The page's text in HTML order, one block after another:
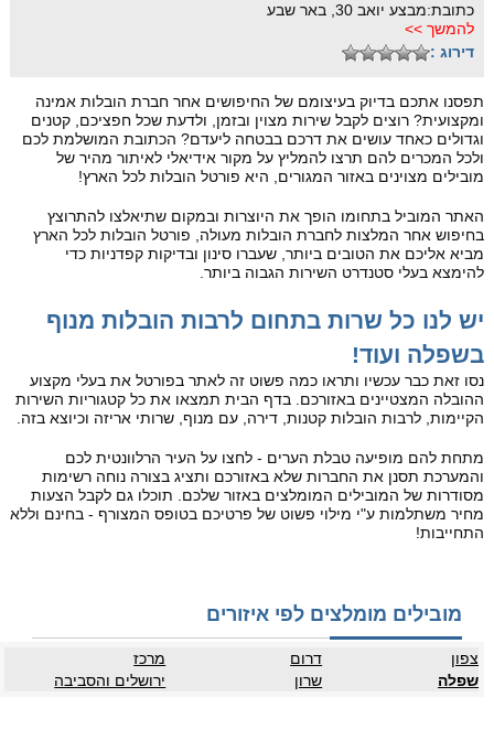
כתובת:מבצע יואב 30, באר שבע
להמשך >>
דירוג :
תפסנו אתכם בדיוק בעיצומם של החיפושים אחר חברת הובלות אמינה
ומקצועית? רוצים לקבל שירות מצוין ובזמן, ולדעת שכל חפציכם, קטנים
וגדולים כאחד עושים את דרכם בבטחה ליעדם? הכתובת המושלמת לכם
ולכל המכרים להם תרצו להמליץ על מקור אידיאלי לאיתור מהיר של
מובילים מצוינים באזור המגורים, היא פורטל הובלות לכל הארץ!
האתר המוביל בתחומו הופך את היוצרות ובמקום שתיאלצו להתרוצץ
בחיפוש אחר המלצות לחברת הובלות מעולה, פורטל הובלות לכל הארץ
מביא אליכם את הטובים ביותר, שעברו סינון ובדיקות קפדניות כדי
להימצא בעלי סטנדרט השירות הגבוה ביותר.
יש לנו כל שרות בתחום לרבות הובלות מנוף
בשפלה ועוד!
נסו זאת כבר עכשיו ותראו כמה פשוט זה לאתר בפורטל את בעלי מקצוע
ההובלה המצטיינים באזורכם. בדף הבית תמצאו את כל קטגוריות השירות
הקיימות, לרבות הובלות קטנות, דירה, עם מנוף, שרותי אריזה וכיוצא בזה.
מתחת להם מופיעה טבלת הערים - לחצו על העיר הרלוונטית לכם
והמערכת תסנן את החברות שלא באזורכם ותציג בצורה נוחה רשימות
מסודרות של המובילים המומלצים באזור שלכם. תוכלו גם לקבל הצעות
מחיר משתלמות ע"י מילוי פשוט של פרטיכם בטופס המצורף - בחינם וללא
התחייבות!
מובילים מומלצים לפי איזורים
צפון דרום
מרכז
שפלה
שרון ירושלים והסביבה